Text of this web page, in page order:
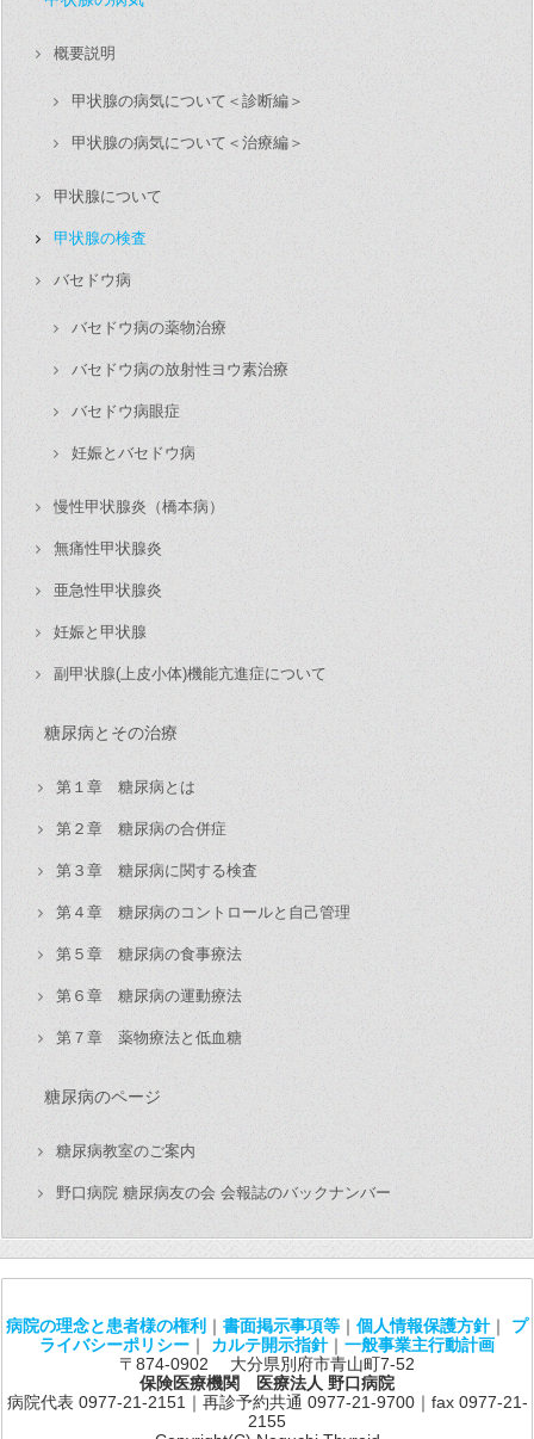
概要説明
甲状腺の病気について＜診断編＞
甲状腺の病気について＜治療編＞
甲状腺について
甲状腺の検査
バセドウ病
バセドウ病の薬物治療
バセドウ病の放射性ヨウ素治療
バセドウ病眼症
妊娠とバセドウ病
慢性甲状腺炎（橋本病）
無痛性甲状腺炎
亜急性甲状腺炎
妊娠と甲状腺
副甲状腺(上皮小体)機能亢進症について
糖尿病とその治療
第１章 糖尿病とは
第２章 糖尿病の合併症
第３章 糖尿病に関する検査
第４章 糖尿病のコントロールと自己管理
第５章 糖尿病の食事療法
第６章 糖尿病の運動療法
第７章 薬物療法と低血糖
糖尿病のページ
糖尿病教室のご案内
野口病院 糖尿病友の会 会報誌のバックナンバー
病院の理念と患者様の権利 ｜ 書面掲示事項等 ｜ 個人情報保護方針｜ プ
ライバシーポリシー ｜ カルテ開示指針｜ 一般事業主行動計画
〒874-0902 大分県別府市青山町7-52
保険医療機関 医療法人 野口病院
病院代表 0977-21-2151｜再診予約共通 0977-21-9700｜fax 0977-21-
2155